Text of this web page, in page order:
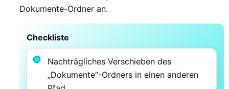
Dokumente-Ordner an.
Checkliste
Nachträgliches Verschieben des
„Dokumente“-Ordners in einen anderen